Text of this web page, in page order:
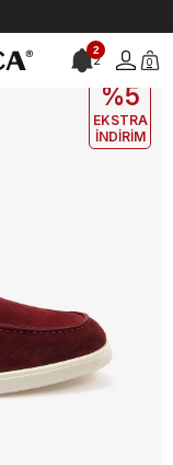
2
2 0
EKLE5
%5
EKSTRA
İNDİRİM